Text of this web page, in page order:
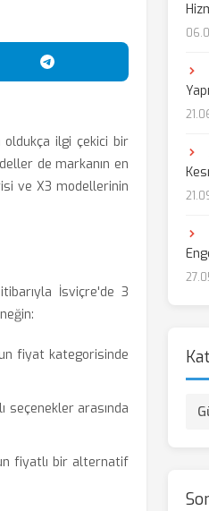
Telegram'da Paylaş
oldukça ilgi çekici bir
de markanın en
ve X3 modellerinin
İsviçre'de 3
fiyat kategorisinde
seçenekler arasında
fiyatlı bir alternatif